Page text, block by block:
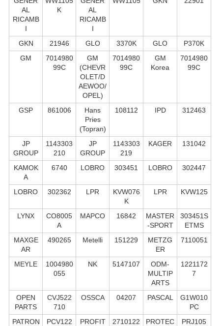
AL
RICAMB
I
K
AL
RICAMB
I
GKN 21946 GLO 3370K GLO
P370K
GM
7014980
99C
GM
(CHEVR
OLET/D
AEWOO/
OPEL)
7014980
99C
GM
Korea
7014980
99C
GSP 861006
Hans
Pries
(Topran)
108112 IPD 312463
JP
GROUP
1143303
210
JP
GROUP
1143303
219
KAGER 131042
KAMOK
A
6740 LOBRO 303451 LOBRO 302447
LOBRO 302362 LPR
KVW076
K
LPR KVW125
LYNX
CO8005
A
MAPCO 16842
MASTER
-SPORT
303451S
ETMS
MAXGE
AR
490265 Metelli 151229
METZG
ER
7110051
MEYLE
1004980
055
NK 5147107
ODM-
MULTIP
ARTS
1221172
7
OPEN
PARTS
CVJ522
710
OSSCA 04207 PASCAL
G1W010
PC
PATRON
PCV122
PROFIT
2710122
PROTEC
PRJ105